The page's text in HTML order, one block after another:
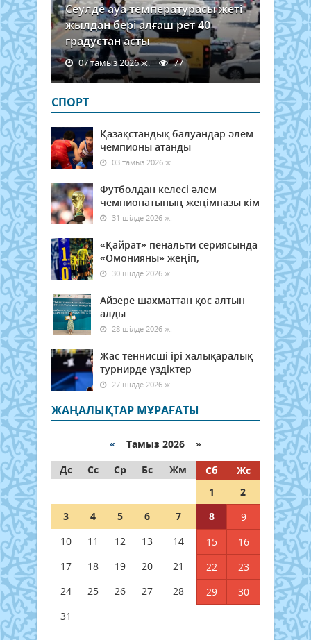
Сеулде ауа температурасы жеті
жылдан бері алғаш рет 40
градустан асты
07 тамыз 2026 ж. 77
СПОРТ
Қазақстандық балуандар әлем
чемпионы атанды
03 тамыз 2026 ж.
Футболдан келесі әлем
чемпионатының жеңімпазы кім
31 шілде 2026 ж.
«Қайрат» пенальти сериясында
«Омонияны» жеңіп,
30 шілде 2026 ж.
Айзере шахматтан қос алтын
алды
28 шілде 2026 ж.
Жас теннисші ірі халықаралық
турнирде үздіктер
27 шілде 2026 ж.
ЖАҢАЛЫҚТАР МҰРАҒАТЫ
« Тамыз 2026 »
Дс
Сс Ср Бс Жм Сб
Жс
1
2
3
4 5 6 7 8
9
10
11 12 13 14 15
16
17
18 19 20 21 22
23
24
25 26 27 28 29
30
31